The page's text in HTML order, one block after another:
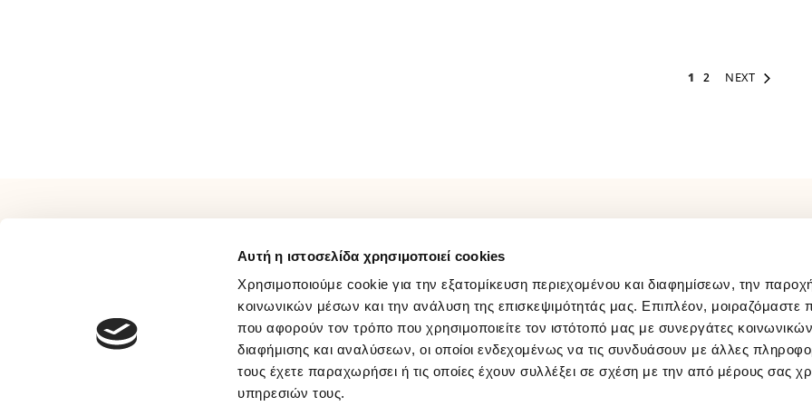
Αυτή η ιστοσελίδα χρησιμοποιεί cookies
Χρησιμοποιούμε cookie για την εξατομίκευση περιεχομένου και διαφημίσεων, την
κοινωνικών μέσων και την ανάλυση της επισκεψιμότητάς μας. Επιπλέον, μοιραζόμαστε
που αφορούν τον τρόπο που χρησιμοποιείτε τον ιστότοπό μας με συνεργάτες
διαφήμισης και αναλύσεων, οι οποίοι ενδεχομένως να τις συνδυάσουν με άλλες
τους έχετε παραχωρήσει ή τις οποίες έχουν συλλέξει σε σχέση με την από μέρους σας
υπηρεσιών τους.
Page
You're currently
1 Page
2 Page
NEXT
Συχνές Ερωτήσεις
Ευκαιρίες Καριέρας
Τρόποι Πληρωμής
Τρόποι Αποστολής
Τρόποι Επιστροφής
Προσωπικά Δεδομένα
Πολιτική Απορρήτου Μέσων
Κοινωνικής Δικτύωσης
Παρακολούθηση Παραγγελίας
Σύνδεση / Εγγραφή
Wishlist
Instagram
Youtube
Tiktok